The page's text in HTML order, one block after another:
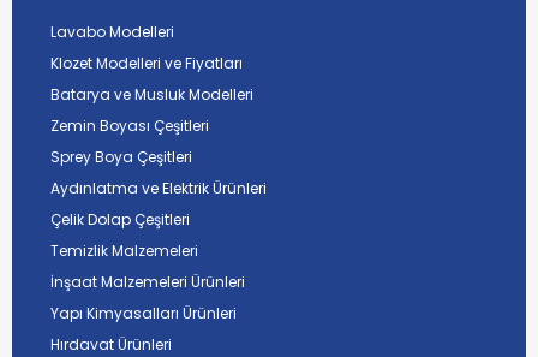
Lavabo Modelleri
Klozet Modelleri ve Fiyatları
Batarya ve Musluk Modelleri
Zemin Boyası Çeşitleri
Sprey Boya Çeşitleri
Aydınlatma ve Elektrik Ürünleri
Çelik Dolap Çeşitleri
Temizlik Malzemeleri
İnşaat Malzemeleri Ürünleri
Yapı Kimyasalları Ürünleri
Hırdavat Ürünleri